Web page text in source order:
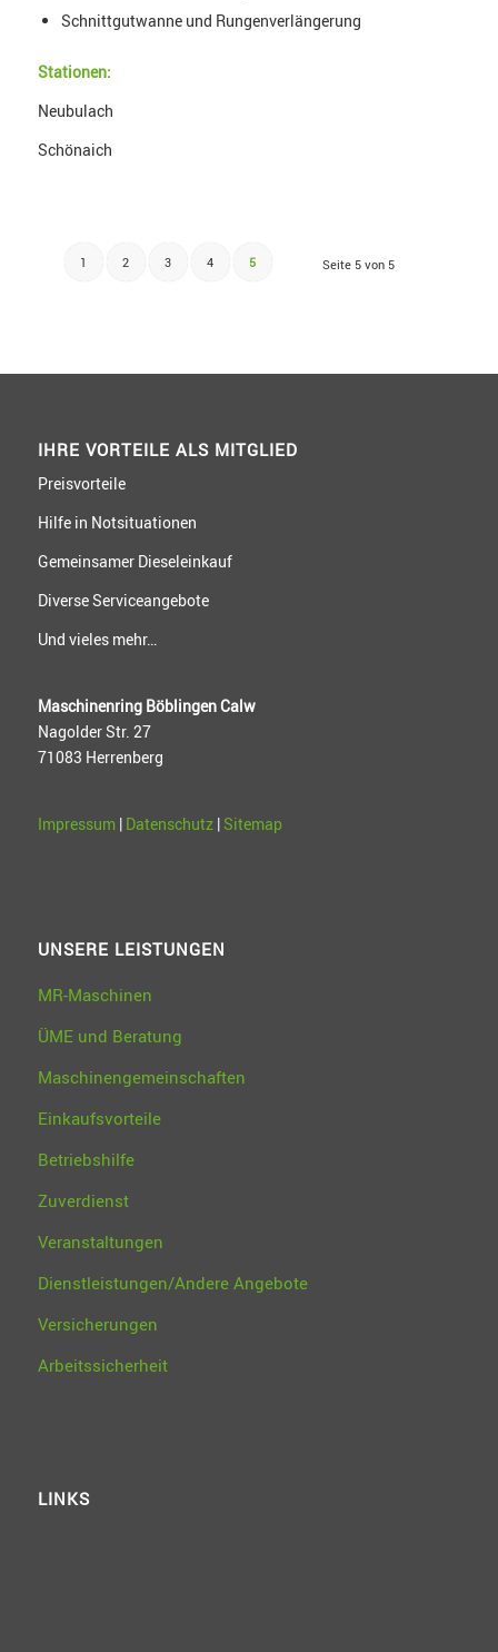
Schnittgutwanne und Rungenverlängerung
Stationen:
Neubulach
Schönaich
Seite 5 von 5
1 2 3 4 5
IHRE VORTEILE ALS MITGLIED
Preisvorteile
Hilfe in Notsituationen
Gemeinsamer Dieseleinkauf
Diverse Serviceangebote
Und vieles mehr…
Maschinenring Böblingen Calw
Nagolder Str. 27
71083 Herrenberg
Impressum| Datenschutz| Sitemap
UNSERE LEISTUNGEN
MR-Maschinen
ÜME und Beratung
Maschinengemeinschaften
Einkaufsvorteile
Betriebshilfe
Zuverdienst
Veranstaltungen
Dienstleistungen/Andere Angebote
Versicherungen
Arbeitssicherheit
LINKS